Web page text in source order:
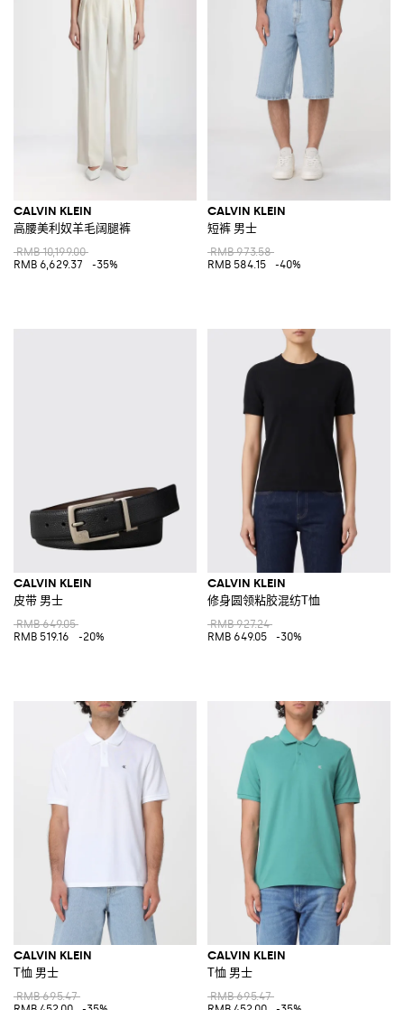
CALVIN KLEIN
高腰美利奴羊毛阔腿裤
RMB 10,199.00
RMB 6,629.37
-35%
CALVIN KLEIN
短裤 男士
RMB 973.58
RMB 584.15
-40%
CALVIN KLEIN
皮带 男士
RMB 649.05
RMB 519.16
-20%
CALVIN KLEIN
修身圆领粘胶混纺T恤
RMB 927.24
RMB 649.05
-30%
CALVIN KLEIN
T恤 男士
RMB 695.47
CALVIN KLEIN
T恤 男士
RMB 695.47